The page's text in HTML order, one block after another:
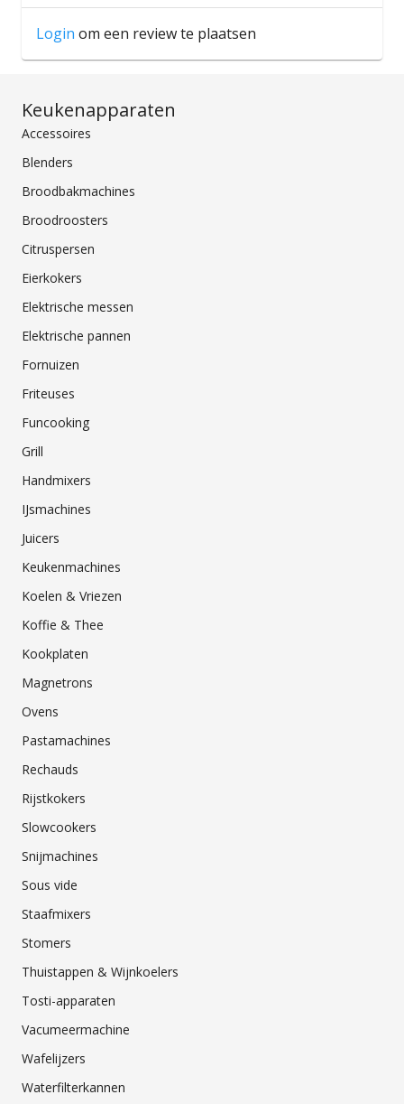
Login om een review te plaatsen
Keukenapparaten
Accessoires
Blenders
Broodbakmachines
Broodroosters
Citruspersen
Eierkokers
Elektrische messen
Elektrische pannen
Fornuizen
Friteuses
Funcooking
Grill
Handmixers
IJsmachines
Juicers
Keukenmachines
Koelen & Vriezen
Koffie & Thee
Kookplaten
Magnetrons
Ovens
Pastamachines
Rechauds
Rijstkokers
Slowcookers
Snijmachines
Sous vide
Staafmixers
Stomers
Thuistappen & Wijnkoelers
Tosti-apparaten
Vacumeermachine
Wafelijzers
Waterfilterkannen